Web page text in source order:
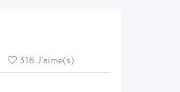
316 J'aime(s)